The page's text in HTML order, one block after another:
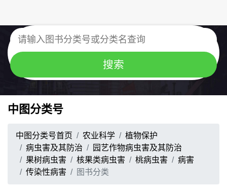
中图分类号
中图分类号首页 农业科学
植物保护
病虫害及其防治
园艺作物病虫害及其防治
果树病虫害
核果类病虫害 桃病虫害
病害
传染性病害
图书分类